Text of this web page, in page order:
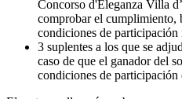
Concorso d'Eleganza Villa
comprobar el cumplimiento,
condiciones de participación
3 suplentes a los que se
caso de que el ganador del
condiciones de participación